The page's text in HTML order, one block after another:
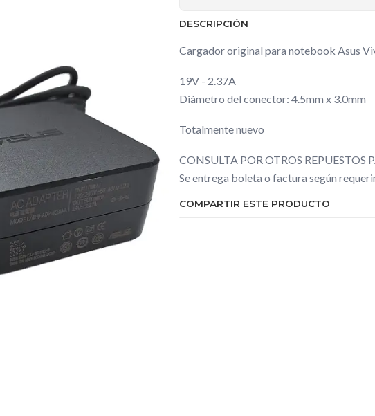
DESCRIPCIÓN
Cargador original para notebook Asus
19V - 2.37A
Diámetro del conector: 4.5mm x 3.0mm
Totalmente nuevo
CONSULTA POR OTROS REPUESTOS
Se entrega boleta o factura según
COMPARTIR ESTE PRODUCTO